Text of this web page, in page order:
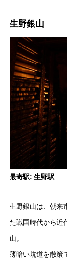
生野銀山
最寄駅: 生野駅
生野銀山は、朝来
た戦国時代から近
山。
薄暗い坑道を散策